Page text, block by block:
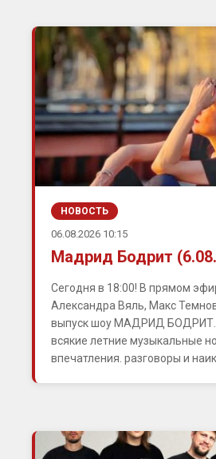
НОВОСТЬ
06.08.2026 10:15
Мадрид Бодрит
Сегодня в 18:00! В прямом
Александра Вяль, Макс
выпуск шоу МАДРИД БОДРИТ.
всякие летние музыкальные
впечатления. разговоры и